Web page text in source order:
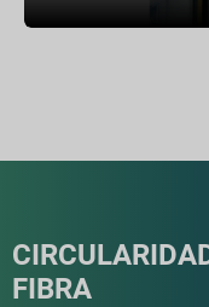
FIBRA